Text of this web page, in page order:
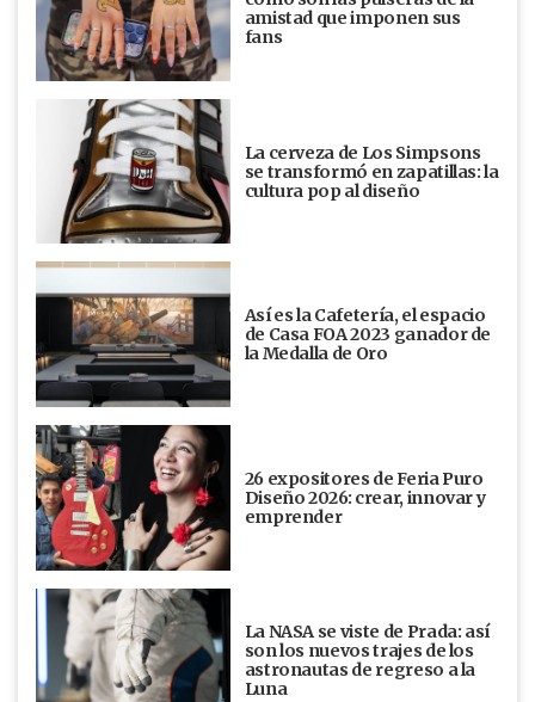
amistad que imponen sus
fans
La cerveza de Los Simpsons
se transformó en zapatillas: la
cultura pop al diseño
Así es la Cafetería, el espacio
de Casa FOA 2023 ganador de
la Medalla de Oro
26 expositores de Feria Puro
Diseño 2026: crear, innovar y
emprender
La NASA se viste de Prada: así
son los nuevos trajes de los
astronautas de regreso a la
Luna